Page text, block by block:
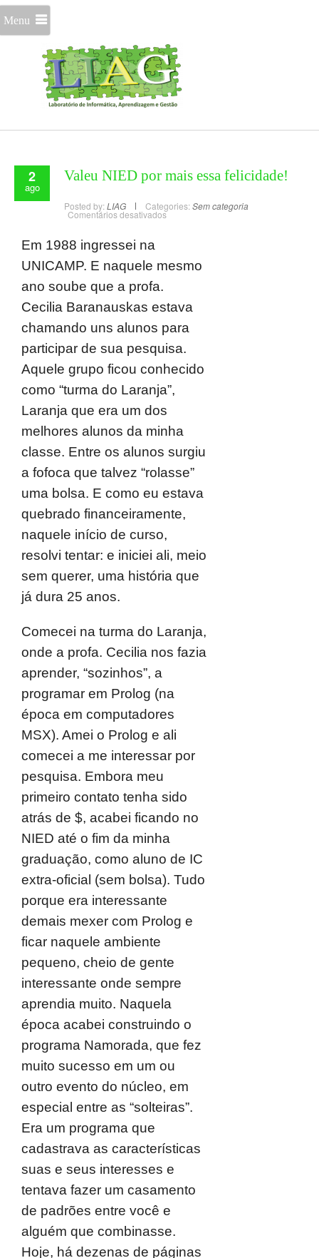
Menu
2
ago
Valeu NIED por mais essa felicidade!
Posted by: LIAG Categories: Sem categoria
Comentários desativados
Em 1988 ingressei na
UNICAMP. E naquele mesmo
ano soube que a profa.
Cecilia Baranauskas estava
chamando uns alunos para
participar de sua pesquisa.
Aquele grupo ficou conhecido
como “turma do Laranja”,
Laranja que era um dos
melhores alunos da minha
classe. Entre os alunos surgiu
a fofoca que talvez “rolasse”
uma bolsa. E como eu estava
quebrado financeiramente,
naquele início de curso,
resolvi tentar: e iniciei ali, meio
sem querer, uma história que
já dura 25 anos.
Comecei na turma do Laranja,
onde a profa. Cecilia nos fazia
aprender, “sozinhos”, a
programar em Prolog (na
época em computadores
MSX). Amei o Prolog e ali
comecei a me interessar por
pesquisa. Embora meu
primeiro contato tenha sido
atrás de $, acabei ficando no
NIED até o fim da minha
graduação, como aluno de IC
extra-oficial (sem bolsa). Tudo
porque era interessante
demais mexer com Prolog e
ficar naquele ambiente
pequeno, cheio de gente
interessante onde sempre
aprendia muito. Naquela
época acabei construindo o
programa Namorada, que fez
muito sucesso em um ou
outro evento do núcleo, em
especial entre as “solteiras”.
Era um programa que
cadastrava as características
suas e seus interesses e
tentava fazer um casamento
de padrões entre você e
alguém que combinasse.
Hoje, há dezenas de páginas